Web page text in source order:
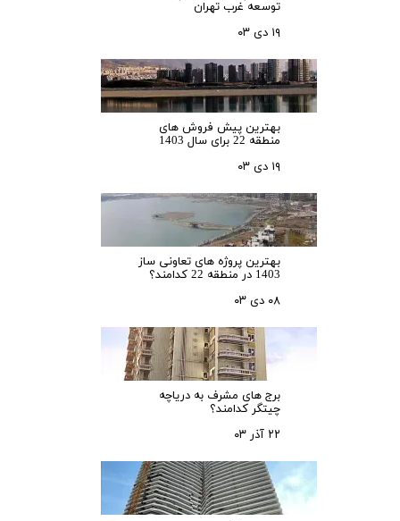
توسعه غرب تهران
۱۹ دی ۰۳
بهترین پیش فروش های
منطقه 22 برای سال 1403
۱۹ دی ۰۳
بهترین پروژه های تعاونی ساز
1403 در منطقه 22 کدامند؟
۰۸ دی ۰۳
برج های مشرف به دریاچه
چیتگر کدامند؟
۲۲ آذر ۰۳